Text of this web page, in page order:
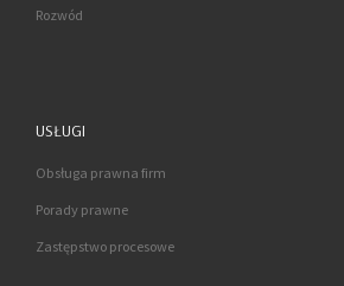
Rozwód
USŁUGI
Obsługa prawna firm
Porady prawne
Zastępstwo procesowe